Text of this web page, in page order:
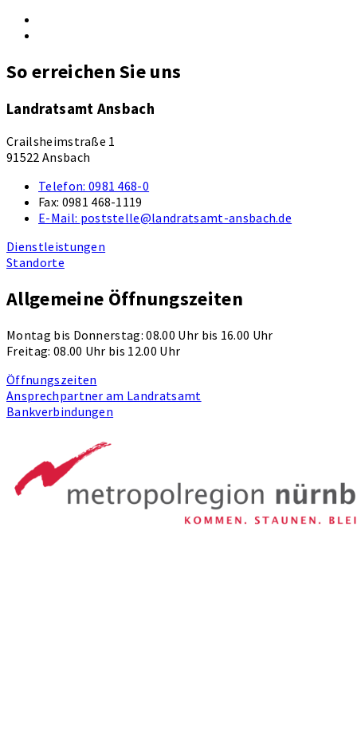
So erreichen Sie uns
Landratsamt Ansbach
Crailsheimstraße 1
91522 Ansbach
Telefon: 0981 468-0
Fax: 0981 468-1119
E-Mail: poststelle@landratsamt-ansbach.de
Dienstleistungen
Standorte
Allgemeine Öffnungszeiten
Montag bis Donnerstag: 08.00 Uhr bis 16.00 Uhr
Freitag: 08.00 Uhr bis 12.00 Uhr
Öffnungszeiten
Ansprechpartner am Landratsamt
Bankverbindungen